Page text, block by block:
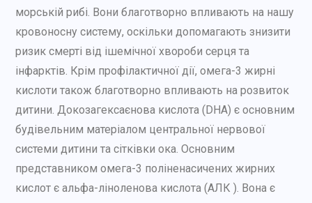
морській рибі. Вони благотворно впливають на нашу
кровоносну систему, оскільки допомагають знизити
ризик смерті від ішемічної хвороби серця та
інфарктів. Крім профілактичної дії, омега-3 жирні
кислоти також благотворно впливають на розвиток
дитини. Докозагексаєнова кислота (DHA) є основним
будівельним матеріалом центральної нервової
системи дитини та сітківки ока. Основним
представником омега-3 поліненасичених жирних
кислот є альфа-ліноленова кислота (АЛК ). Вона є